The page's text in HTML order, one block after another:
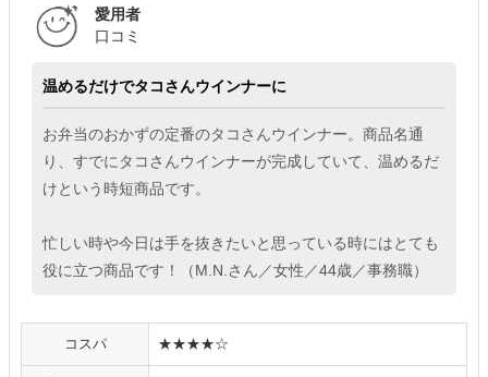
愛用者
口コミ
温めるだけでタコさんウインナーに
お弁当のおかずの定番のタコさんウインナー。商品名通
り、すでにタコさんウインナーが完成していて、温めるだ
けという時短商品です。
忙しい時や今日は手を抜きたいと思っている時にはとても
役に立つ商品です！（M.N.さん／女性／44歳／事務職）
コスパ ★★★★☆